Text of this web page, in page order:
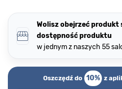
Wolisz obejrzeć produkt
dostępność produktu
w jednym z naszych 55
Oszczędź do 10% z